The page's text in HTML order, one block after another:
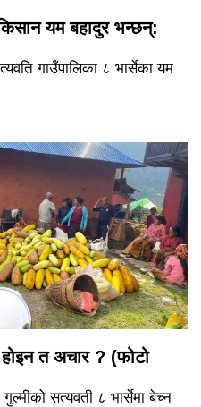
यम बहादुर भन्छन्:
गाउँपालिका ८ भार्सेका यम
त अचार ? (फोटो
सत्यवती ८ भार्सेमा बेच्न